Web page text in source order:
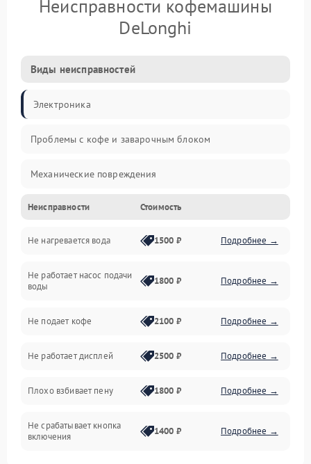
Неисправности кофемашины
DeLonghi
Виды неисправностей
Электроника
Проблемы с кофе и заварочным блоком
Механические повреждения
Прочие неисправности
Включение и работа
Проблемы с водой
Проблемы с капучинатором и паром
Управление и электроника
Программное обеспечение
Неисправности Стоимость
Не нагревается вода 1500 ₽ Подробнее →
Не работает насос подачи
воды
1800 ₽ Подробнее →
Не подает кофе 2100 ₽ Подробнее →
Не работает дисплей 2500 ₽ Подробнее →
Плохо взбивает пену 1800 ₽ Подробнее →
Не срабатывает кнопка
включения
1400 ₽ Подробнее →